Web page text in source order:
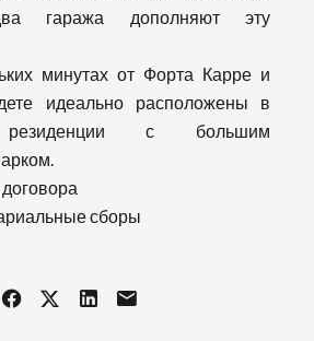
гаража дополняют эту
минутах от Форта Карре и
идеально расположены в
резиденции с большим
сборы